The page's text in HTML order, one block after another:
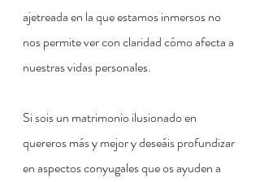
ajetreada en la que estamos inmersos no
nos permite ver con claridad cómo afecta a
nuestras vidas personales.
Si sois un matrimonio ilusionado en
quereros más y mejor y deseáis profundizar
en aspectos conyugales que os ayuden a